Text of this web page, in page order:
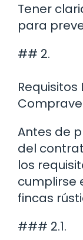
Tener
para
## 2.
Antes de
del
los
cumplirse
fincas
### 2.1.